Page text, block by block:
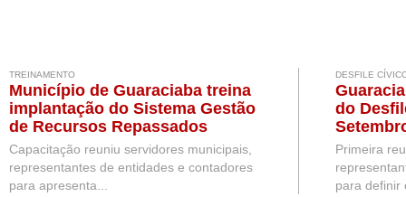
TREINAMENTO
Município de Guaraciaba treina
implantação do Sistema Gestão
de Recursos Repassados
Capacitação reuniu servidores municipais,
representantes de entidades e contadores
para apresenta...
DESFILE
do
Primeira
para definir